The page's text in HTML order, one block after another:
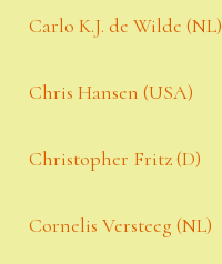
Carlo K.J. de Wilde (NL)
Chris Hansen (USA)
Christopher Fritz (D)
Cornelis Versteeg (NL)